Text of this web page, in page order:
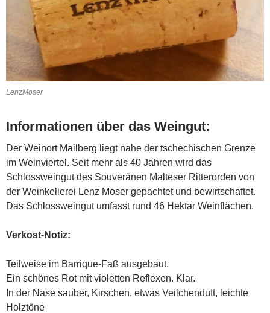
LenzMoser
Informationen über das Weingut:
Der Weinort Mailberg liegt nahe der tschechischen Grenze
im Weinviertel. Seit mehr als 40 Jahren wird das
Schlossweingut des Souveränen Malteser Ritterorden von
der Weinkellerei Lenz Moser gepachtet und bewirtschaftet.
Das Schlossweingut umfasst rund 46 Hektar Weinflächen.
Verkost-Notiz:
Teilweise im Barrique-Faß ausgebaut.
Ein schönes Rot mit violetten Reflexen. Klar.
In der Nase sauber, Kirschen, etwas Veilchenduft, leichte
Holztöne